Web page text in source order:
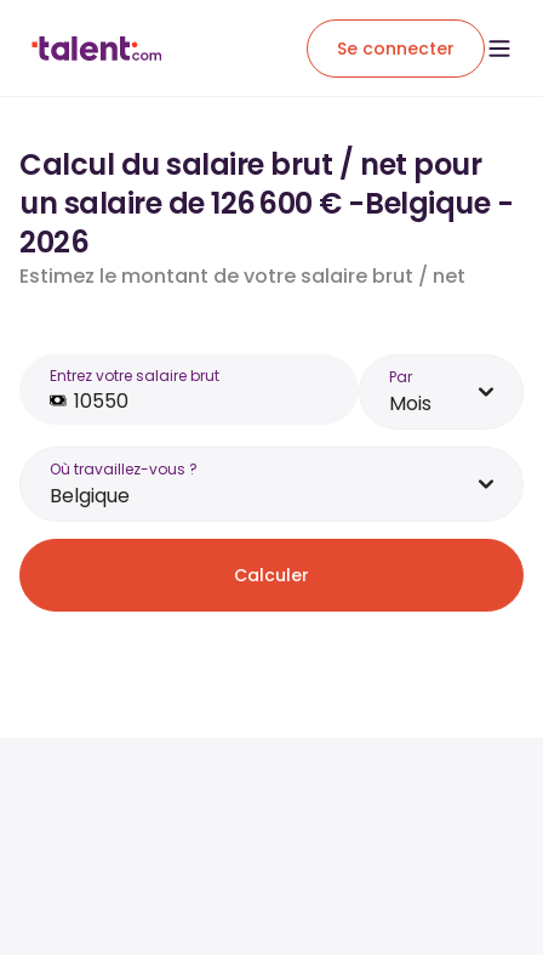
Se connecter
Calcul du salaire brut / net pour
un salaire de 126 600 € -Belgique -
2026
Estimez le montant de votre salaire brut / net
Entrez votre salaire brut Par
Mois
Où travaillez-vous ?
Belgique
Calculer